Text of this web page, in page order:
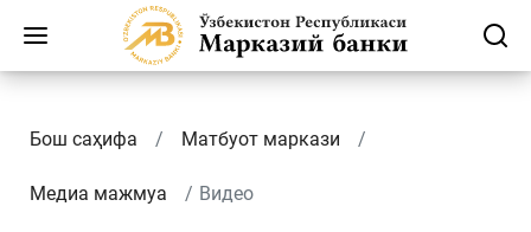
Бош саҳифа Матбуот маркази
Медиа мажмуа Видео